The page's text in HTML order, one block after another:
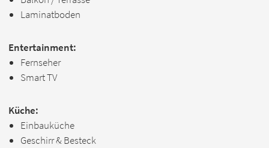
Laminatboden
Entertainment:
Fernseher
Smart TV
Küche:
Einbauküche
Geschirr & Besteck